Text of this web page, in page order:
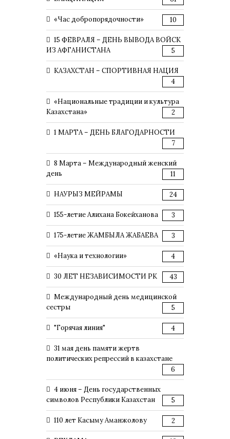
«Час добропорядочности» 10
15 ФЕВРАЛЯ – ДЕНЬ ВЫВОДА ВОЙСК
ИЗ АФГАНИСТАНА
5
КАЗАХСТАН – СПОРТИВНАЯ НАЦИЯ
4
«Национальные традиции и культура
Казахстана»
2
1 МАРТА – ДЕНЬ БЛАГОДАРНОСТИ
7
8 Марта – Международный женский
день
11
НАУРЫЗ МЕЙРАМЫ 24
155-летие Алихана Бокейханова 3
175-летие ЖАМБЫЛА ЖАБАЕВА 3
«Наука и технологии» 4
30 ЛЕТ НЕЗАВИСИМОСТИ РК 43
Международный день медицинской
сестры
5
"Горячая линия" 4
31 мая день памяти жертв
политических репрессий в казахстане
6
4 июня – День государственных
символов Республики Казахстан
5
110 лет Касыму Аманжолову 2